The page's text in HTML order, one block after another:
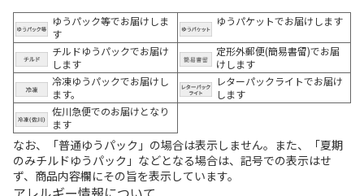
ゆうパック等でお届けしま
す
ゆうパケットでお届けします
チルドゆうパックでお届け
します
定形外郵便(簡易書留)でお届
けします
冷凍ゆうパックでお届けし
ます。
レターパックライトでお届け
します
佐川急便でのお届けとなり
ます
なお、「普通ゆうパック」の場合は表示しません。また、「夏期
のみチルドゆうパック」などとなる場合は、記号での表示はせ
ず、商品内容欄にその旨を表示しています。